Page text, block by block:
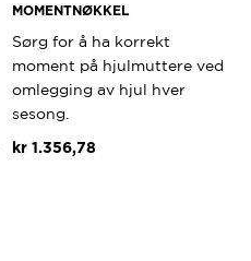
MOMENTNØKKEL
Sørg for å ha korrekt
moment på hjulmuttere ved
omlegging av hjul hver
sesong.
kr 1.356,78